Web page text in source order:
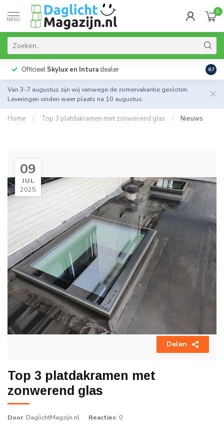
MENU
0
Officieel Skylux en Intura dealer 8.7
Van 3-7 augustus zijn wij vanwege de zomervakantie gesloten.
Leveringen vinden weer plaats na 10 augustus.
Home / Top 3 platdakramen met zonwerend glas / Nieuws
09
JUL
2025
Delen
Top 3 platdakramen met
zonwerend glas
Door: DaglichtMagzijn.nl Reacties: 0